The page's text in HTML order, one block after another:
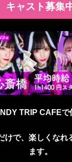
キャスト募集
TRIP CAFEで
けで、 楽しくなれ
ます。